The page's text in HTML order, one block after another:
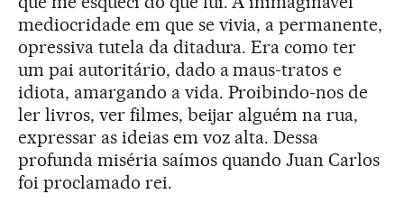
mediocridade em que se vivia, a permanente,
opressiva tutela da ditadura. Era como ter
um pai autoritário, dado a maus-tratos e
idiota, amargando a vida. Proibindo-nos de
ler livros, ver filmes, beijar alguém na rua,
expressar as ideias em voz alta. Dessa
profunda miséria saímos quando Juan Carlos
foi proclamado rei.